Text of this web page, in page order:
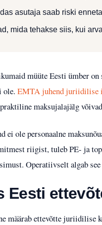
asutaja saab riski
mida tehakse siis, kui
müüte Eesti ümber on
ole. EMTA juhend juriidilise
maksujalajälg
ei ole personaalne
riigist, tuleb PE- ja
Operatiivselt algab
Eesti
määrab ettevõtte juriidilise